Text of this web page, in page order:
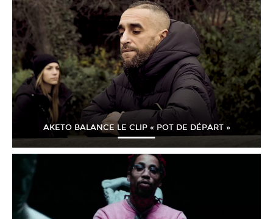
AKETO BALANCE LE CLIP « POT DE DÉPART »